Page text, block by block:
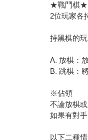
★戰鬥棋★
2位玩家各
持黑棋的
A. 放棋：
B. 跳棋：
※佔領
不論放棋
如果有對
以下二種